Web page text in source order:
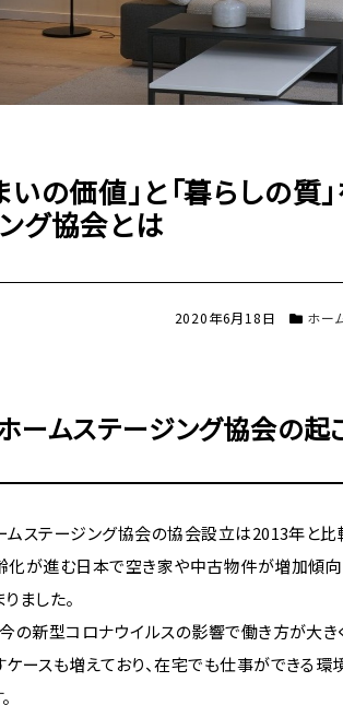
いの価値」と「暮らしの
グ協会とは
2020年6月18日 ホー
ームステージング協会の起
ムステージング協会の協会設立は2013年と比
化が進む日本で空き家や中古物件が増加傾向
ました。
今の新型コロナウイルスの影響で働き方が大
ケースも増えており、在宅でも仕事ができる